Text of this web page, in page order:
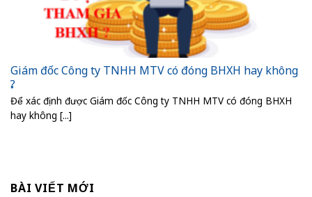
Giám đốc Công ty TNHH MTV có đóng BHXH hay không
?
Để xác định được Giám đốc Công ty TNHH MTV có đóng BHXH
hay không [...]
BÀI VIẾT MỚI